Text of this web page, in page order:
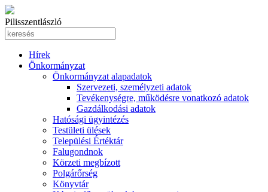
Pilisszentlászló
Hírek
Önkormányzat
Önkormányzat alapadatok
Szervezeti, személyzeti adatok
Tevékenységre, működésre vonatkozó adatok
Gazdálkodási adatok
Hatósági ügyintézés
Testületi ülések
Települési Értéktár
Falugondnok
Körzeti megbízott
Polgárőrség
Könyvtár